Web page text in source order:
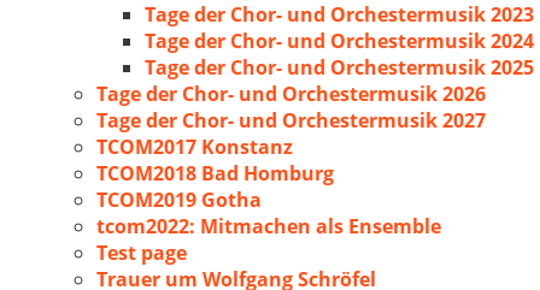
Tage der Chor- und Orchestermusik 2023
Tage der Chor- und Orchestermusik 2024
Tage der Chor- und Orchestermusik 2025
Tage der Chor- und Orchestermusik 2026
Tage der Chor- und Orchestermusik 2027
TCOM2017 Konstanz
TCOM2018 Bad Homburg
TCOM2019 Gotha
tcom2022: Mitmachen als Ensemble
Test page
Trauer um Wolfgang Schröfel